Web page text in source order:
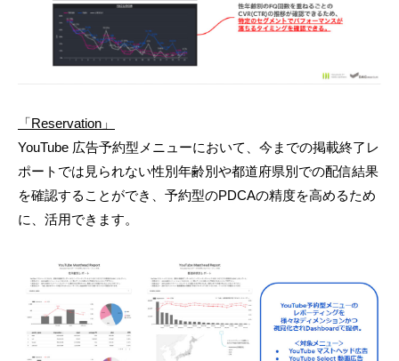
「Reservation」
YouTube 広告予約型メニューにおいて、今までの掲載終了レ
ポートでは見られない性別年齢別や都道府県別での配信結果
を確認することができ、予約型のPDCAの精度を高めるため
に、活用できます。